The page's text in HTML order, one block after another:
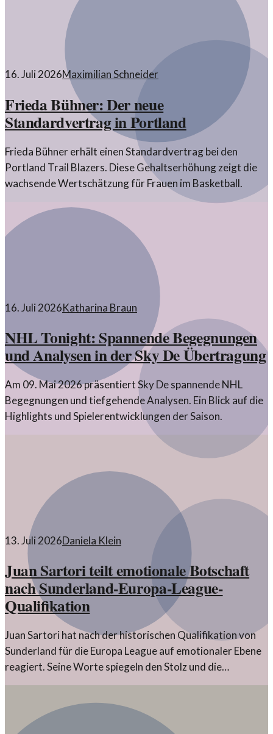
16. Juli 2026Maximilian Schneider
Frieda Bühner: Der neue
Standardvertrag in Portland
Frieda Bühner erhält einen Standardvertrag bei den
Portland Trail Blazers. Diese Gehaltserhöhung zeigt die
wachsende Wertschätzung für Frauen im Basketball.
16. Juli 2026Katharina Braun
NHL Tonight: Spannende Begegnungen
und Analysen in der Sky De Übertragung
Am 09. Mai 2026 präsentiert Sky De spannende NHL
Begegnungen und tiefgehende Analysen. Ein Blick auf die
Highlights und Spielerentwicklungen der Saison.
13. Juli 2026Daniela Klein
Juan Sartori teilt emotionale Botschaft
nach Sunderland-Europa-League-
Qualifikation
Juan Sartori hat nach der historischen Qualifikation von
Sunderland für die Europa League auf emotionaler Ebene
reagiert. Seine Worte spiegeln den Stolz und die
Hoffnung für die Zukunft des Clubs wider.